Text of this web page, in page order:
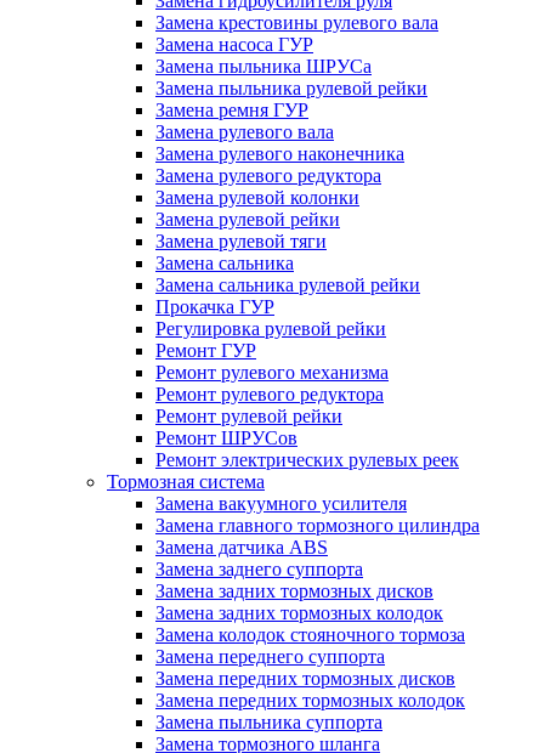
Замена крестовины рулевого вала
Замена насоса ГУР
Замена пыльника ШРУСа
Замена пыльника рулевой рейки
Замена ремня ГУР
Замена рулевого вала
Замена рулевого наконечника
Замена рулевого редуктора
Замена рулевой колонки
Замена рулевой рейки
Замена рулевой тяги
Замена сальника
Замена сальника рулевой рейки
Прокачка ГУР
Регулировка рулевой рейки
Ремонт ГУР
Ремонт рулевого механизма
Ремонт рулевого редуктора
Ремонт рулевой рейки
Ремонт ШРУСов
Ремонт электрических рулевых реек
Тормозная система
Замена вакуумного усилителя
Замена главного тормозного цилиндра
Замена датчика ABS
Замена заднего суппорта
Замена задних тормозных дисков
Замена задних тормозных колодок
Замена колодок стояночного тормоза
Замена переднего суппорта
Замена передних тормозных дисков
Замена передних тормозных колодок
Замена пыльника суппорта
Замена тормозного шланга